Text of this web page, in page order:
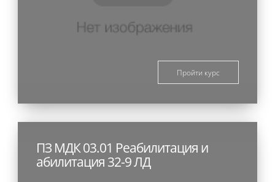
Пройти курс
ПЗ МДК 03.01 Реабилитация и
абилитация 32-9 ЛД